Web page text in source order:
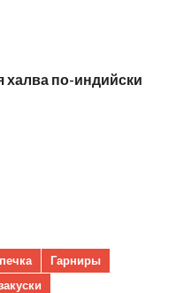
халва по-индийски
Гарниры